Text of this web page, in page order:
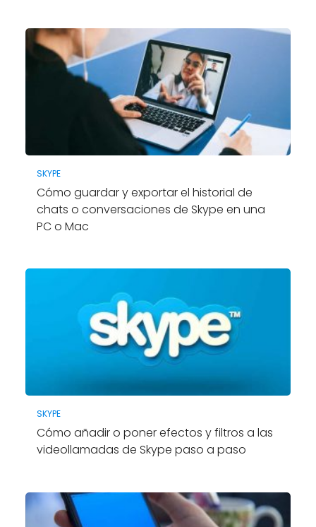
SKYPE
Cómo guardar y exportar el historial de
chats o conversaciones de Skype en una
PC o Mac
SKYPE
Cómo añadir o poner efectos y filtros a las
videollamadas de Skype paso a paso